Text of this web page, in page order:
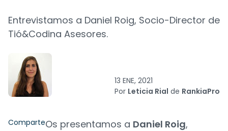
Entrevistamos a Daniel Roig, Socio-Director de
Tió&Codina Asesores.
13 ENE, 2021
Por Leticia Rial de RankiaPro
ComparteOs presentamos a Daniel Roig,